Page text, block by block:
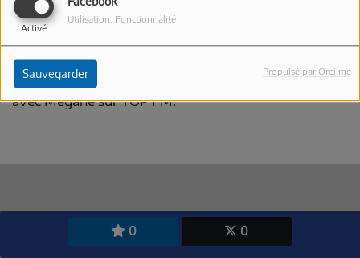
Activé
Utilisation: Fonctionnalité
Sauvegarder Propulsé par Orejime
0 0
10 MAI 2026
Retour sur l'histoire et les spécialités de
l'emblématique boulangerie Avy de Sanary sur Mer
avec Mégane sur TOP FM.